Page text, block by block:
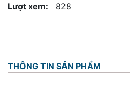
Lượt xem: 828
THÔNG TIN SẢN PHẨM